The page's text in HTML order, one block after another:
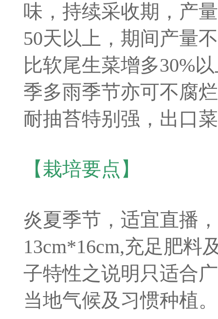
味，持续采收期，产
50天以上，期间产量
比软尾生菜增多30%
季多雨季节亦可不腐
耐抽苔特别强，出口
【栽培要点】
炎夏季节，适宜直播
13cm*16cm,充足肥料
子特性之说明只适合
当地气候及习惯种植。